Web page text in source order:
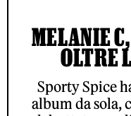
MELANIE
OLTRE
Sporty Spice
album da sola,